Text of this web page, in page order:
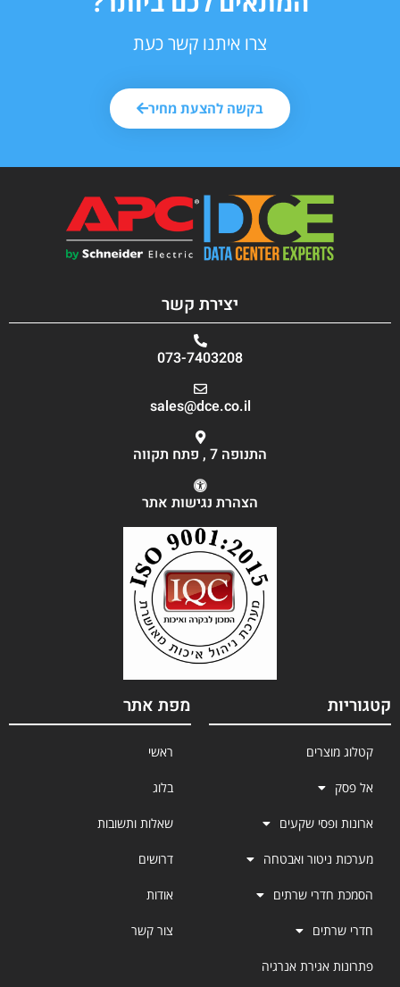
צרו איתנו קשר כעת
בקשה להצעת מחיר
יצירת קשר
073-7403208
sales@dce.co.il
התנופה 7 , פתח תקווה
הצהרת נגישות אתר
קטגוריות
קטלוג מוצרים
אל פסק
ארונות ופסי שקעים
מערכות ניטור ואבטחה
הסמכת חדרי שרתים
חדרי שרתים
פתרונות אגירת אנרגיה
מפת אתר
ראשי
בלוג
שאלות ותשובות
דרושים
אודות
צור קשר